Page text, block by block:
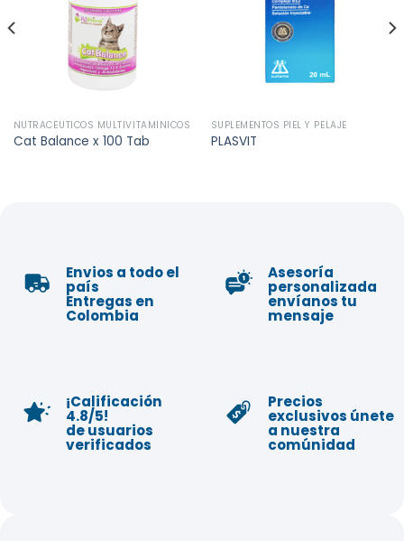
NUTRACÉUTICOS MULTIVITAMÍNICOS
Cat Balance x 100 Tab
SUPLEMENTOS PIEL Y PELAJE
PLASVIT
Envios a todo el
país
Entregas en
Colombia
Asesoría
personalizada
envíanos tu
mensaje
¡Calificación
4.8/5!
de usuarios
verificados
Precios
exclusivos únete
a nuestra
comúnidad